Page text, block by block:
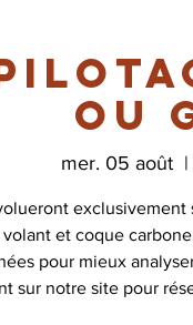
ou
mer. 05 août
  |
exclusivement
et coque
pour mieux
sur notre site pour